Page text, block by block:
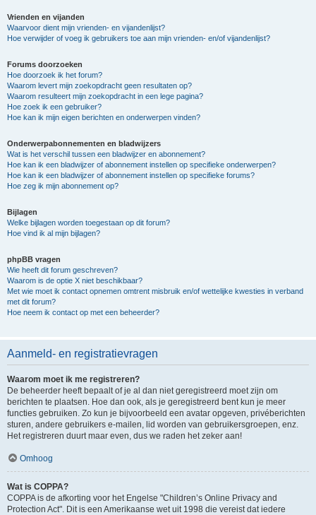
Vrienden en vijanden
Waarvoor dient mijn vrienden- en vijandenlijst?
Hoe verwijder of voeg ik gebruikers toe aan mijn vrienden- en/of vijandenlijst?
Forums doorzoeken
Hoe doorzoek ik het forum?
Waarom levert mijn zoekopdracht geen resultaten op?
Waarom resulteert mijn zoekopdracht in een lege pagina?
Hoe zoek ik een gebruiker?
Hoe kan ik mijn eigen berichten en onderwerpen vinden?
Onderwerpabonnementen en bladwijzers
Wat is het verschil tussen een bladwijzer en abonnement?
Hoe kan ik een bladwijzer of abonnement instellen op specifieke onderwerpen?
Hoe kan ik een bladwijzer of abonnement instellen op specifieke forums?
Hoe zeg ik mijn abonnement op?
Bijlagen
Welke bijlagen worden toegestaan op dit forum?
Hoe vind ik al mijn bijlagen?
phpBB vragen
Wie heeft dit forum geschreven?
Waarom is de optie X niet beschikbaar?
Met wie moet ik contact opnemen omtrent misbruik en/of wettelijke kwesties in verband
met dit forum?
Hoe neem ik contact op met een beheerder?
Aanmeld- en registratievragen
Waarom moet ik me registreren?
De beheerder heeft bepaalt of je al dan niet geregistreerd moet zijn om
berichten te plaatsen. Hoe dan ook, als je geregistreerd bent kun je meer
functies gebruiken. Zo kun je bijvoorbeeld een avatar opgeven, privéberichten
sturen, andere gebruikers e-mailen, lid worden van gebruikersgroepen, enz.
Het registreren duurt maar even, dus we raden het zeker aan!
Omhoog
Wat is COPPA?
COPPA is de afkorting voor het Engelse "Children’s Online Privacy and
Protection Act". Dit is een Amerikaanse wet uit 1998 die vereist dat iedere